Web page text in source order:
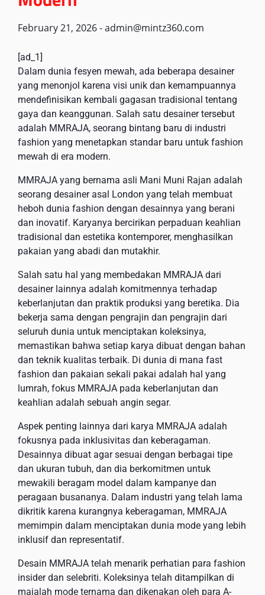
February 21, 2026-admin@mintz360.com
[ad_1]
Dalam dunia fesyen mewah, ada beberapa desainer
yang menonjol karena visi unik dan kemampuannya
mendefinisikan kembali gagasan tradisional tentang
gaya dan keanggunan. Salah satu desainer tersebut
adalah MMRAJA, seorang bintang baru di industri
fashion yang menetapkan standar baru untuk fashion
mewah di era modern.
MMRAJA yang bernama asli Mani Muni Rajan adalah
seorang desainer asal London yang telah membuat
heboh dunia fashion dengan desainnya yang berani
dan inovatif. Karyanya bercirikan perpaduan keahlian
tradisional dan estetika kontemporer, menghasilkan
pakaian yang abadi dan mutakhir.
Salah satu hal yang membedakan MMRAJA dari
desainer lainnya adalah komitmennya terhadap
keberlanjutan dan praktik produksi yang beretika. Dia
bekerja sama dengan pengrajin dan pengrajin dari
seluruh dunia untuk menciptakan koleksinya,
memastikan bahwa setiap karya dibuat dengan bahan
dan teknik kualitas terbaik. Di dunia di mana fast
fashion dan pakaian sekali pakai adalah hal yang
lumrah, fokus MMRAJA pada keberlanjutan dan
keahlian adalah sebuah angin segar.
Aspek penting lainnya dari karya MMRAJA adalah
fokusnya pada inklusivitas dan keberagaman.
Desainnya dibuat agar sesuai dengan berbagai tipe
dan ukuran tubuh, dan dia berkomitmen untuk
mewakili beragam model dalam kampanye dan
peragaan busananya. Dalam industri yang telah lama
dikritik karena kurangnya keberagaman, MMRAJA
memimpin dalam menciptakan dunia mode yang lebih
inklusif dan representatif.
Desain MMRAJA telah menarik perhatian para fashion
insider dan selebriti. Koleksinya telah ditampilkan di
majalah mode ternama dan dikenakan oleh para A-